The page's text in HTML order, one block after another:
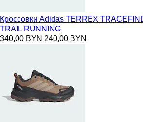
Кроссовки Adidas TERREX
TRAIL RUNNING
340,00 BYN 240,00 BYN